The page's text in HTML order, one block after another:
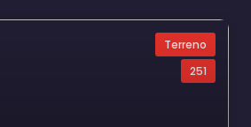
Terreno
251